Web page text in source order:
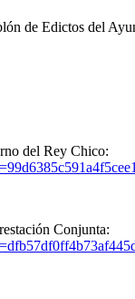
de Edictos del
del Rey Chico:
Conjunta: